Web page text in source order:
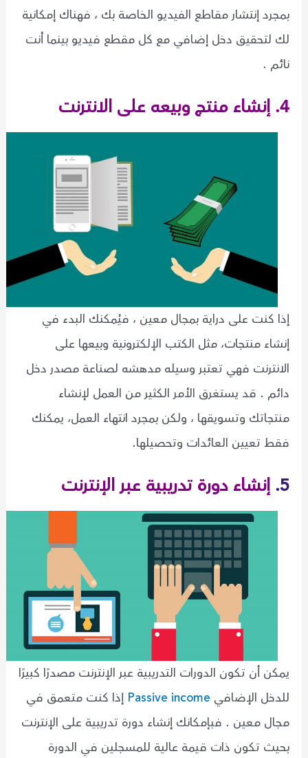
بمجرد إنتشار مقاطع الفيديو الخاصة بك ، فهناك إمكانية
لك لتحقيق دخل إضافي مع كل مقطع فيديو بينما أنت
نائم .
4. إنشاء منتج وبيعه على الانترنت
إذا كنت على دراية بمجال معين ، فيُمكنك البدء في
إنشاء منتجات، مثل الكتب الإلكترونية وبيعها على
الانترنت فهي تعتبر وسيله مدهشه لصناعة مصدر دخل
دائم . قد يستغرق الأمر الكثير من العمل لإنشاء
منتجاتك وتسويقها ، ولكن بمجرد انتهاء العمل، يمكنك
فقط تعيين العائدات وتحصيلها.
5. إنشاء دورة تدريبية عبر الإنترنت
يمكن أن تكون الدورات التدريبية عبر الإنترنت مصدرًا كبيرًا
للدخل الإضافي Passive income إذا كنت متعمق في
مجال معين . فبإمكانك إنشاء دورة تدريبية على الإنترنت
بحيث تكون ذات قيمة عالية للمسجلين في الدورة